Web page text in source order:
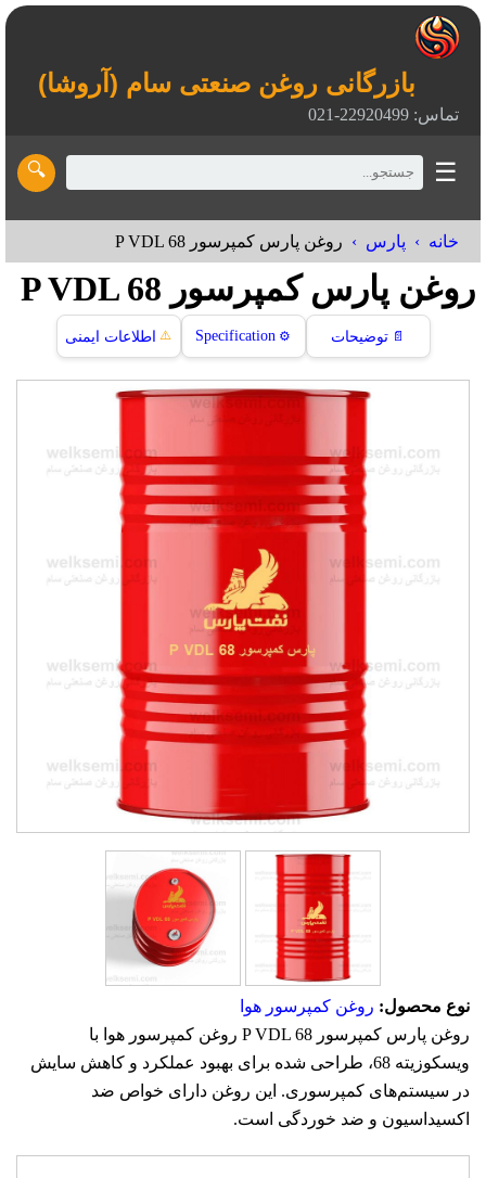
بازرگانی روغن صنعتی سام (آروشا)
تماس: 22920499-021
☰
🔍
خانه پارس روغن پارس کمپرسور P VDL 68
روغن پارس کمپرسور P VDL 68
📄 توضیحات ⚙️
Specification
⚠️ اطلاعات ایمنی
نوع محصول: روغن کمپرسور هوا
روغن پارس کمپرسور P VDL 68 روغن کمپرسور هوا با
ویسکوزیته 68، طراحی شده برای بهبود عملکرد و کاهش سایش
در سیستم‌های کمپرسوری. این روغن دارای خواص ضد
اکسیداسیون و ضد خوردگی است.